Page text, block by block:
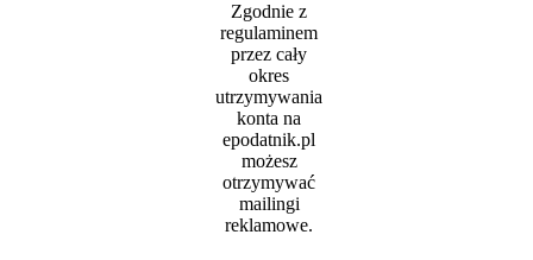
Zgodnie z
regulaminem
przez cały
okres
utrzymywania
konta na
epodatnik.pl
możesz
otrzymywać
mailingi
reklamowe.